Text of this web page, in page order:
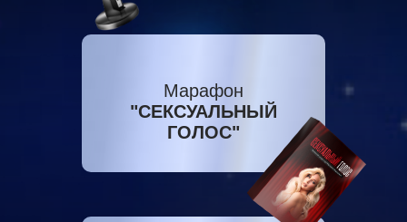
Марафон
"СЕКСУАЛЬНЫЙ
ГОЛОС"